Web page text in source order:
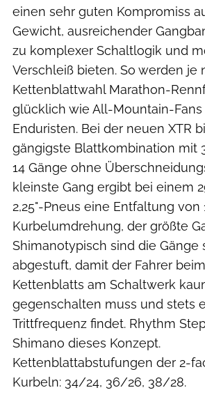
einen sehr guten Kompromiss
Gewicht, ausreichender
zu komplexer Schaltlogik und
Verschleiß bieten. So werden je
Kettenblattwahl Marathon-
glücklich wie All-Mountain-Fans
Enduristen. Bei der neuen XTR
gängigste Blattkombination mit
14 Gänge ohne
kleinste Gang ergibt bei einem
2,25"-Pneus eine Entfaltung von
Kurbelumdrehung, der größte
Shimanotypisch sind die Gänge
abgestuft, damit der Fahrer
Kettenblatts am Schaltwerk
gegenschalten muss und stets
Trittfrequenz findet. Rhythm
Shimano dieses Konzept.
Kettenblattabstufungen der 2-
Kurbeln: 34/24, 36/26, 38/28.